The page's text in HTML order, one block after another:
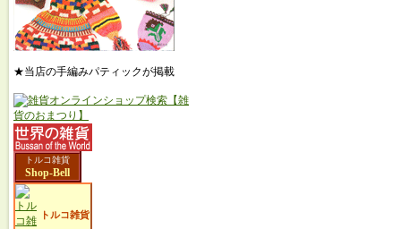
★当店の手編みパティックが掲載
トルコ雑貨
Shop-Bell
トルコ雑貨